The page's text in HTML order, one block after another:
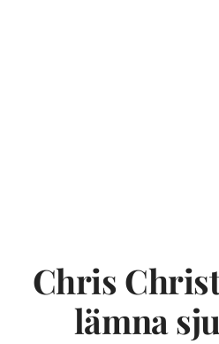
Chris
lämna